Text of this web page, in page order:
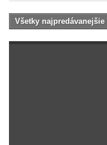
Všetky najpredávanejšie